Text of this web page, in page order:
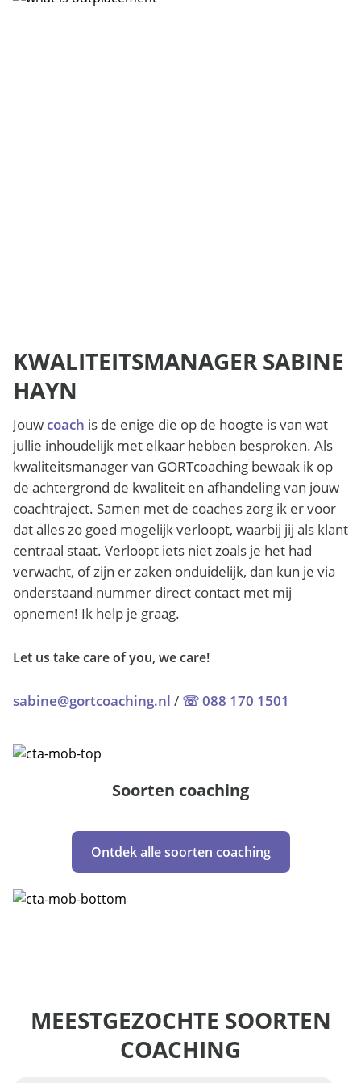
KWALITEITSMANAGER SABINE
HAYN
Jouw coach is de enige die op de hoogte is van wat
jullie inhoudelijk met elkaar hebben besproken. Als
kwaliteitsmanager van GORTcoaching bewaak ik op
de achtergrond de kwaliteit en afhandeling van jouw
coachtraject. Samen met de coaches zorg ik er voor
dat alles zo goed mogelijk verloopt, waarbij jij als klant
centraal staat. Verloopt iets niet zoals je het had
verwacht, of zijn er zaken onduidelijk, dan kun je via
onderstaand nummer direct contact met mij
opnemen! Ik help je graag.
Let us take care of you, we care!
sabine@gortcoaching.nl / ☏ 088 170 1501
Soorten coaching
Ontdek alle soorten coaching
MEESTGEZOCHTE SOORTEN
COACHING